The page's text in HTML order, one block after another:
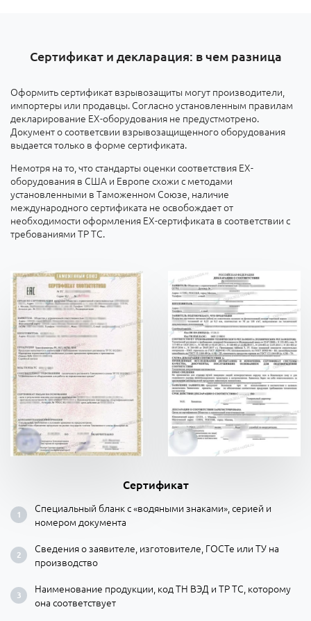
Сертификат и декларация: в чем разница
Оформить сертификат взрывозащиты могут производители,
импортеры или продавцы. Согласно установленным правилам
декларирование ЕХ-оборудования не предустмотрено.
Документ о соответсвии взрывозащищенного оборудования
выдается только в форме сертификата.
Немотря на то, что стандарты оценки соответствия ЕХ-
оборудования в США и Европе схожи с методами
установленными в Таможенном Союзе, наличие
международного сертификата не освобождает от
необходимости оформления ЕХ-сертификата в соответствии с
требованиями ТР ТС.
Сертификат
Специальный бланк с «водяными знаками», серией и
номером документа
Сведения о заявителе, изготовителе, ГОСТе или ТУ на
производство
Наименование продукции, код ТН ВЭД и ТР ТС, которому
она соответствует